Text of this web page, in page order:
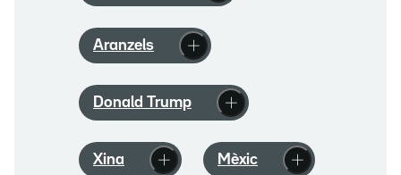
Aranzels
Donald Trump
Xina Mèxic